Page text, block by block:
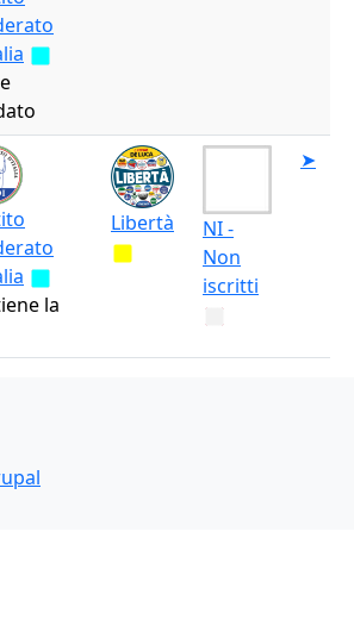
la
Libertà
NI -
Non
iscritti
➤